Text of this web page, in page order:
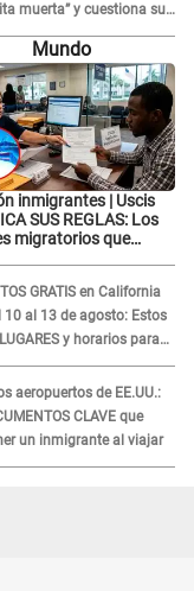
muerta” y cuestiona su
con Marcelo
TV argentina
Mundo
inmigrantes | Uscis
SUS REGLAS: Los
migratorios que
GRATIS en California
10 al 13 de agosto: Estos
y horarios para
ayuda
aeropuertos de EE.UU.:
CLAVE que
un inmigrante al viajar